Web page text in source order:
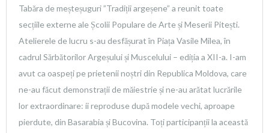
Tabăra de meșteșuguri ”Tradiții argeșene” a reunit toate
secțiile externe ale Școlii Populare de Arte și Meserii Pitești.
Atelierele de lucru s-au desfășurat în Piața Vasile Milea, în
cadrul Sărbătorilor Argeșului și Muscelului – ediția a XII-a. I-am
avut ca oaspeți pe prietenii noștri din Republica Moldova, care
ne-au făcut demonstrații de măiestrie și ne-au arătat lucrările
lor extraordinare: ii reproduse după modele vechi, aproape
pierdute, din Basarabia și Bucovina. Toți participanții la această